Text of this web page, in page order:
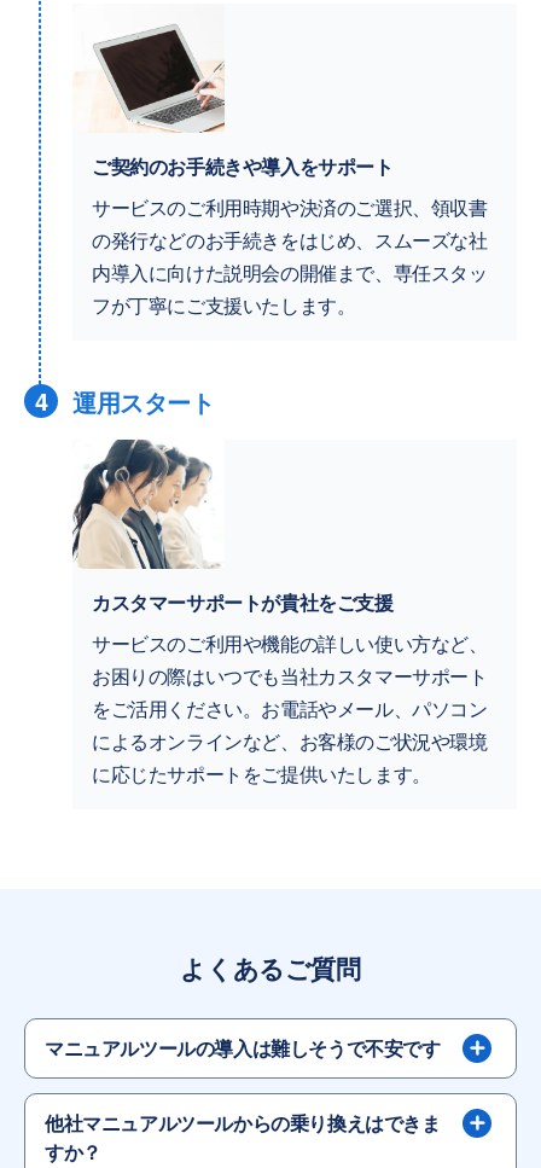
ご契約のお手続きや導入をサポート
サービスのご利用時期や決済のご選択、領収書
の発行などのお手続きをはじめ、スムーズな社
内導入に向けた説明会の開催まで、専任スタッ
フが丁寧にご支援いたします。
4 運用スタート
カスタマーサポートが貴社をご支援
サービスのご利用や機能の詳しい使い方など、
お困りの際はいつでも当社カスタマーサポート
をご活用ください。お電話やメール、パソコン
によるオンラインなど、お客様のご状況や環境
に応じたサポートをご提供いたします。
よくあるご質問
マニュアルツールの導入は難しそうで不安です
他社マニュアルツールからの乗り換えはできま
すか？